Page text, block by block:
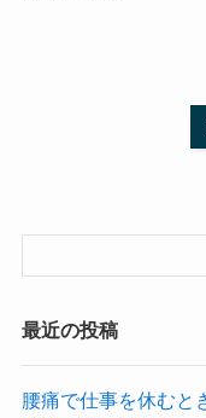
最近の投稿
腰痛で仕事を休むと